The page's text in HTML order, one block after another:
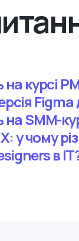
на курсі
SMM-
у чому
в